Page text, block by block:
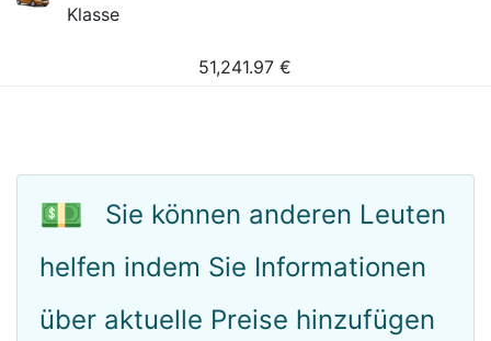
Klasse
51,241.97 €
💵
Sie können anderen Leuten
helfen indem Sie Informationen
über aktuelle Preise hinzufügen